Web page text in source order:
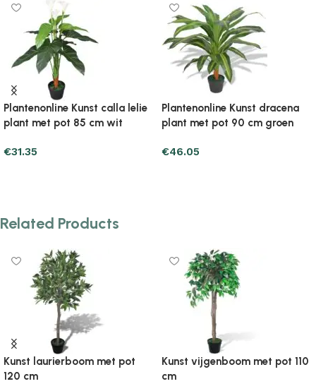
lelie
Plantenonline Kunst dracena
plant met pot 90 cm groen
Plantenonline Kunst
1260 bladeren 200
Related Products
Kunst laurierboom met pot
120 cm
Kunst vijgenboom met pot 110
cm